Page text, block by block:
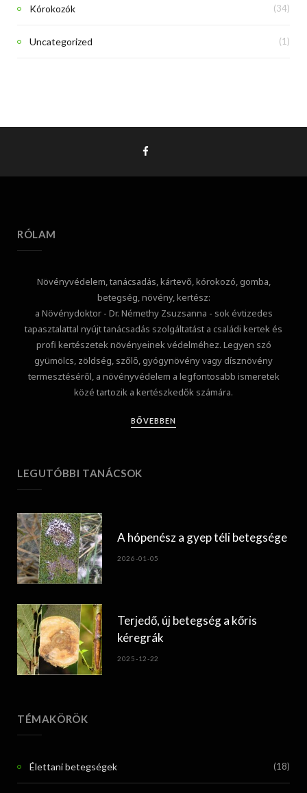
Kórokozók (34)
Uncategorized (1)
RÓLAM
Növényvédelem, tanácsadás, kártevő, kórokozó, gomba,
betegség, növény, kertész:
a Növénydoktor - Dr. Némethy Zsuzsanna - sok évtizedes
tapasztalattal nyújt tanácsadás szolgáltatást a családi kertek és
profi kertészetek növényeinek védelméhez. Legyen szó
gyümölcs, zöldség, szőlő, gyógynövény vagy dísznövény
termesztéséről, a növényvédelem a legfontosabb ismeretek
közé tartozik a kertészkedők számára.
BŐVEBBEN
LEGUTÓBBI TANÁCSOK
A hópenész a gyep téli betegsége
2026-01-05
Terjedő, új betegség a kőris
kéregrák
2025-12-22
TÉMAKÖRÖK
Élettani betegségek (18)